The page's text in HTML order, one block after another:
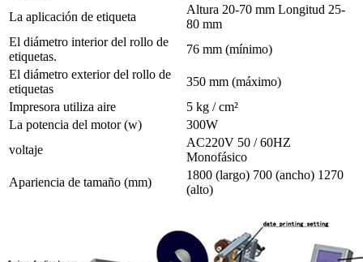
La aplicación de etiqueta
Altura 20-70 mm Longitud 25-
80 mm
El diámetro interior del rollo de
etiquetas.
76 mm (mínimo)
El diámetro exterior del rollo de
etiquetas
350 mm (máximo)
Impresora utiliza aire
5 kg / cm²
La potencia del motor (w)
300W
voltaje
AC220V 50 / 60HZ
Monofásico
Apariencia de tamaño (mm)
1800 (largo) 700 (ancho) 1270
(alto)